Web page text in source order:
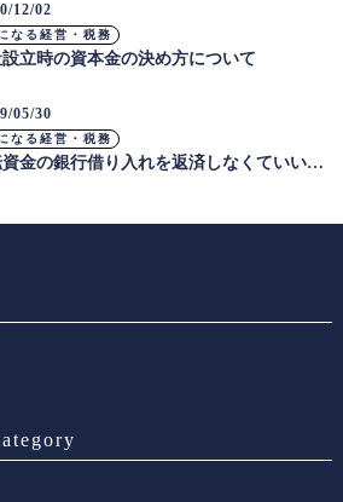
12/02
なる経営・税務
立時の資本金の決め方について
05/30
なる経営・税務
運転資金の銀行借り入れを返済しなくていい方法！？